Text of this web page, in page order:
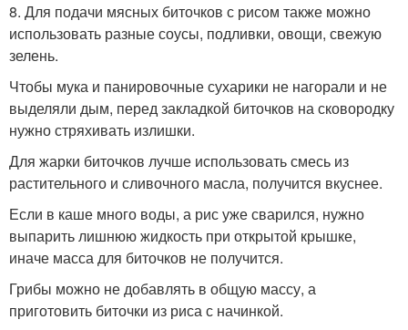
8. Для подачи мясных биточков с рисом также можно
использовать разные соусы, подливки, овощи, свежую
зелень.
Чтобы мука и панировочные сухарики не нагорали и не
выделяли дым, перед закладкой биточков на сковородку
нужно стряхивать излишки.
Для жарки биточков лучше использовать смесь из
растительного и сливочного масла, получится вкуснее.
Если в каше много воды, а рис уже сварился, нужно
выпарить лишнюю жидкость при открытой крышке,
иначе масса для биточков не получится.
Грибы можно не добавлять в общую массу, а
приготовить биточки из риса с начинкой.